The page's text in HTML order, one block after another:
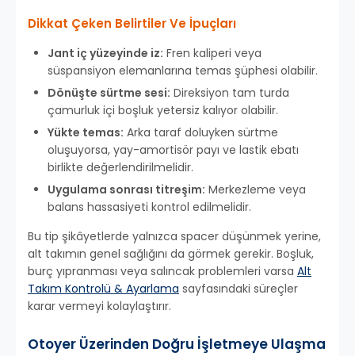
Dikkat Çeken Belirtiler Ve İpuçları
Jant iç yüzeyinde iz: Fren kaliperi veya
süspansiyon elemanlarına temas şüphesi olabilir.
Dönüşte sürtme sesi: Direksiyon tam turda
çamurluk içi boşluk yetersiz kalıyor olabilir.
Yükte temas: Arka taraf doluyken sürtme
oluşuyorsa, yay-amortisör payı ve lastik ebatı
birlikte değerlendirilmelidir.
Uygulama sonrası titreşim: Merkezleme veya
balans hassasiyeti kontrol edilmelidir.
Bu tip şikâyetlerde yalnızca spacer düşünmek yerine,
alt takımın genel sağlığını da görmek gerekir. Boşluk,
burç yıpranması veya salıncak problemleri varsa Alt
Takım Kontrolü & Ayarlama sayfasındaki süreçler
karar vermeyi kolaylaştırır.
Otoyer Üzerinden Doğru İşletmeye Ulaşma